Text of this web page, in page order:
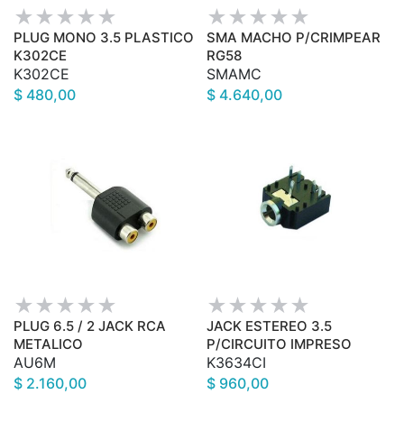
PLUG MONO 3.5 PLASTICO
K302CE
K302CE
$ 480,00
SMA MACHO P/CRIMPEAR
RG58
SMAMC
$ 4.640,00
PLUG 6.5 / 2 JACK RCA
METALICO
AU6M
$ 2.160,00
JACK ESTEREO 3.5
P/CIRCUITO IMPRESO
K3634CI
$ 960,00